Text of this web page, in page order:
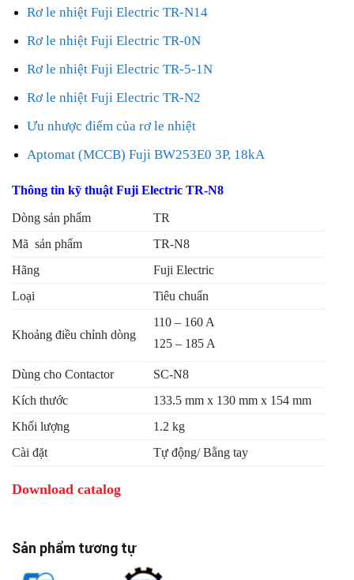
Rơ le nhiệt Fuji Electric TR-N14
Rơ le nhiệt Fuji Electric TR-0N
Rơ le nhiệt Fuji Electric TR-5-1N
Rơ le nhiệt Fuji Electric TR-N2
Ưu nhược điểm của rơ le nhiệt
Aptomat (MCCB) Fuji BW253E0 3P, 18kA
Thông tin kỹ thuật Fuji Electric TR-N8
Dòng sản phẩm
TR
Mã sản phẩm
TR-N8
Hãng
Fuji Electric
Loại
Tiêu chuẩn
Khoảng điều chỉnh dòng
110 – 160 A
125 – 185 A
Dùng cho Contactor
SC-N8
Kích thước
133.5 mm x 130 mm x 154 mm
Khối lượng
1.2 kg
Cài đặt
Tự động/ Bằng tay
Download catalog
Sản phẩm tương tự